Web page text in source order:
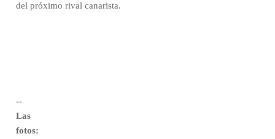
del próximo rival canarista.
--
Las
fotos: